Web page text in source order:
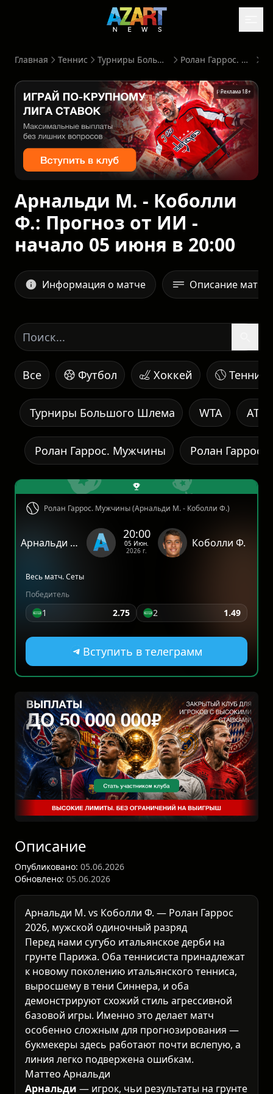
Главная Теннис Турниры Большого Шлема Ролан Гаррос. Мужчины
Реклама 18+
Арнальди М. - Коболли
Ф.: Прогноз от ИИ -
начало 05 июня в 20:00
Информация о матче Описание матча
Все Футбол Хоккей Теннис
WTA ATP
Турниры Большого Шлема
Ролан Гаррос. Мужчины Ролан
Ролан Гаррос. Мужчины (Арнальди М. - Коболли Ф.)
Арнальди М.
20:00
05 Июн.
2026 г.
Коболли Ф.
Весь матч. Сеты
Победитель
1 2.75 2 1.49
Вступить в телеграмм
Описание
Опубликовано: 05.06.2026
Обновлено: 05.06.2026
Арнальди М. vs Коболли Ф. — Ролан Гаррос
2026, мужской одиночный разряд
Перед нами сугубо итальянское дерби на
грунте Парижа. Оба теннисиста принадлежат
к новому поколению итальянского тенниса,
выросшему в тени Синнера, и оба
демонстрируют схожий стиль агрессивной
базовой игры. Именно это делает матч
особенно сложным для прогнозирования —
букмекеры здесь работают почти вслепую, а
линия легко подвержена ошибкам.
Маттео Арнальди
Арнальди — игрок, чьи результаты на грунте